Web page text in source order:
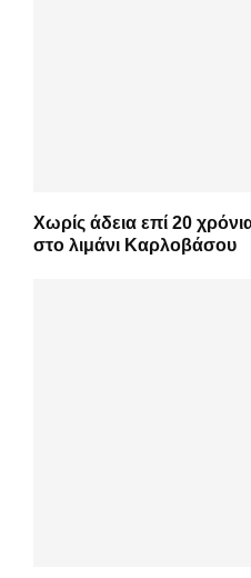
Χωρίς άδεια επί 20
στο λιμάνι Καρλοβάσου